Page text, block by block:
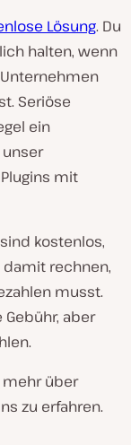
Lösung. Du
halten, wenn
Seriöse
ein
mit
kostenlos,
rechnen,
musst.
aber
über
zu erfahren.